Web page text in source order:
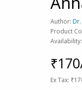
Author: Dr.
Product
Ex Tax: